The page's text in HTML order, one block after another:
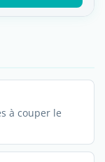
à couper le